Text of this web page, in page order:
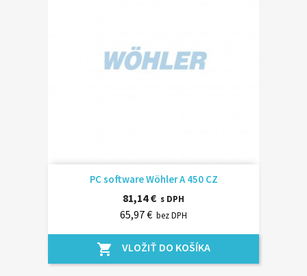
PC software Wöhler A 450 CZ
81,14 € s DPH
65,97 € bez DPH
shopping_cart VLOŽIŤ DO KOŠÍKA